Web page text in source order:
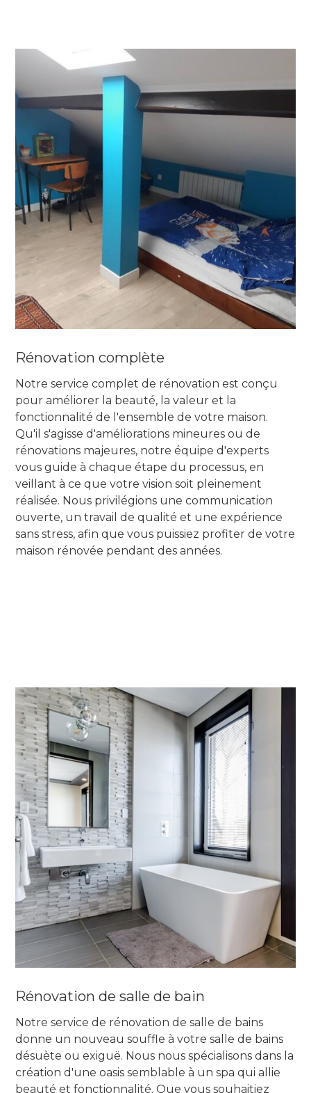
Qui sommes-nous ?
Réalisations
Services
Nous contacter
Rénovation complète
Notre service complet de rénovation est conçu
pour améliorer la beauté, la valeur et la
fonctionnalité de l'ensemble de votre maison.
Qu'il s'agisse d'améliorations mineures ou de
rénovations majeures, notre équipe d'experts
vous guide à chaque étape du processus, en
veillant à ce que votre vision soit pleinement
réalisée. Nous privilégions une communication
ouverte, un travail de qualité et une expérience
sans stress, afin que vous puissiez profiter de votre
maison rénovée pendant des années.
Rénovation de salle de bain
Notre service de rénovation de salle de bains
donne un nouveau souffle à votre salle de bains
désuète ou exiguë. Nous nous spécialisons dans la
création d'une oasis semblable à un spa qui allie
beauté et fonctionnalité. Que vous souhaitiez